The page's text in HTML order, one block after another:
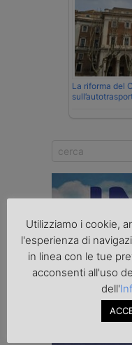
La riforma del
Utilizziamo i cookie,
l'esperienza di
in linea con le tue
acconsenti all'uso
dell'